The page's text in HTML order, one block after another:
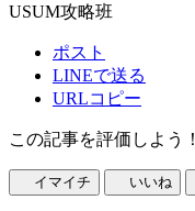
USUM攻略班
ポスト
LINEで送る
URLコピー
この記事を評価しよう！
イマイチ いいね